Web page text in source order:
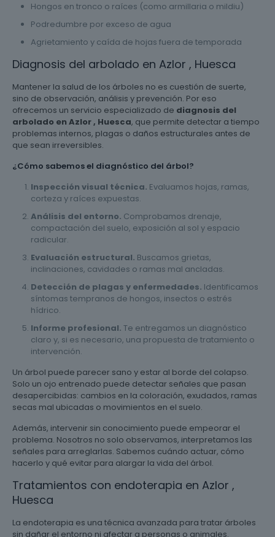
Hongos en tronco o raíces (como armillaria o mildiu)
Podredumbre por exceso de agua
Agrietamiento y caída de hojas fuera de temporada
Diagnosis del arbolado en Azlor , Huesca
Mantener la salud de los árboles no es cuestión de suerte,
sino de observación, análisis y prevención. Por eso
ofrecemos un servicio especializado de diagnosis del
arbolado en Azlor , Huesca, que permite detectar a tiempo
problemas internos, plagas o daños estructurales antes de
que sean irreversibles.
¿Cómo sabemos el diagnóstico del árbol?
Inspección visual técnica. Evaluamos hojas, ramas,
corteza y raíces expuestas.
Análisis del entorno. Comprobamos drenaje,
compactación del suelo, exposición al sol y espacio
radicular.
Evaluación estructural. Buscamos grietas,
inclinaciones, cavidades o ramas mal ancladas.
Detección de plagas y enfermedades. Identificamos
síntomas tempranos de hongos, insectos o estrés
hídrico.
Informe profesional. Te entregamos un diagnóstico
claro y, si es necesario, una propuesta de tratamiento o
intervención.
Un árbol puede parecer sano y estar al borde del colapso.
Solo un ojo entrenado puede detectar señales que pasan
desapercibidas: cambios en la coloración, exudados, ramas
secas mal ubicadas o movimientos en el suelo.
Además, intervenir sin conocimiento puede empeorar el
problema. Nosotros no solo observamos, interpretamos las
señales para arreglarlas. Sabemos cuándo actuar, cómo
hacerlo y qué evitar para alargar la vida del árbol.
Tratamientos con endoterapia en Azlor ,
Huesca
La endoterapia es una técnica avanzada para tratar árboles
sin dañar el entorno ni afectar a personas o animales.